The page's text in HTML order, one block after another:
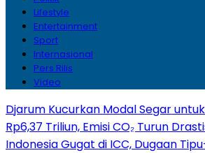
Lifestyle
Entertainment
Sport
Internasional
Pers Rilis
Video
Djarum Kucurkan Modal Segar
Rp6,37 Triliun, Emisi CO₂ Turun
Indonesia Gugat di ICC, Dugaan